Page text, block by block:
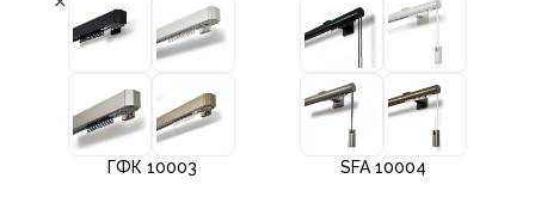
ГФК 10003 SFA 10004